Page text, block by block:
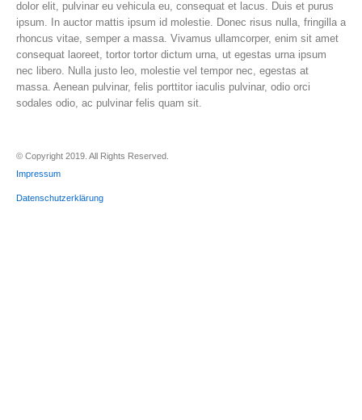
dolor elit, pulvinar eu vehicula eu, consequat et lacus. Duis et purus
ipsum. In auctor mattis ipsum id molestie. Donec risus nulla, fringilla a
rhoncus vitae, semper a massa. Vivamus ullamcorper, enim sit amet
consequat laoreet, tortor tortor dictum urna, ut egestas urna ipsum
nec libero. Nulla justo leo, molestie vel tempor nec, egestas at
massa. Aenean pulvinar, felis porttitor iaculis pulvinar, odio orci
sodales odio, ac pulvinar felis quam sit.
© Copyright 2019. All Rights Reserved.
Impressum
Datenschutzerklärung